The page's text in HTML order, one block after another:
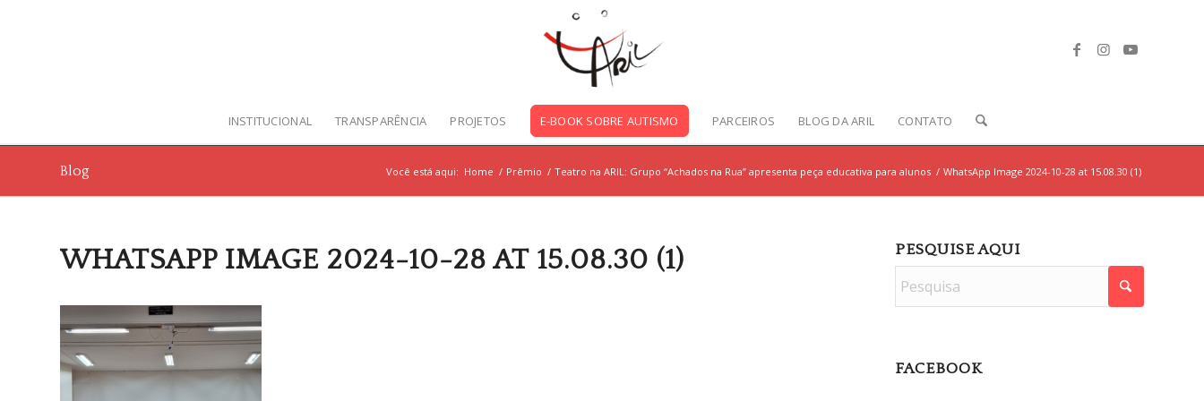
INSTITUCIONAL TRANSPARÊNCIA PROJETOS E-BOOK SOBRE AUTISMO PARCEIROS BLOG DA ARIL CONTATO
Blog Você está aqui: Home / Prêmio / Teatro na ARIL: Grupo “Achados na Rua” apresenta peça educativa para alunos / WhatsApp Image 2024-10-28 at 15.08.30 (1)
WHATSAPP IMAGE 2024-10-28 AT 15.08.30 (1) PESQUISE AQUI
FACEBOOK